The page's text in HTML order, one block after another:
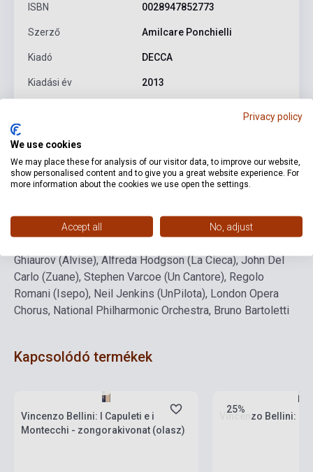
ISBN 0028947852773
Szerző Amilcare Ponchielli
Kiadó DECCA
Kiadási év 2013
Részletes leírás Kapcsolódó linkek Vélemények
Montserrat Caballé (Gioconda), Luciano Pavarotti (Enzo),
Ghiaurov (Alvise), Alfreda Hodgson (La Cieca), John Del
Carlo (Zuane), Stephen Varcoe (Un Cantore), Regolo
Romani (Isepo), Neil Jenkins (UnPilota), London Opera
Chorus, National Philharmonic Orchestra, Bruno Bartoletti
Kapcsolódó termékek
Vincenzo Bellini: I Capuleti e i
Montecchi - zongorakivonat (olasz)
25%
Vincenzo Bellini:
Privacy policy
We use cookies
We may place these for analysis of our visitor data, to improve our website,
show personalised content and to give you a great website experience. For
more information about the cookies we use open the settings.
Accept all No, adjust